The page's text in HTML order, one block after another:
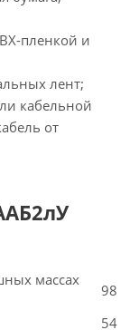
пленкой и
лент;
кабельной
от
массах
98
54